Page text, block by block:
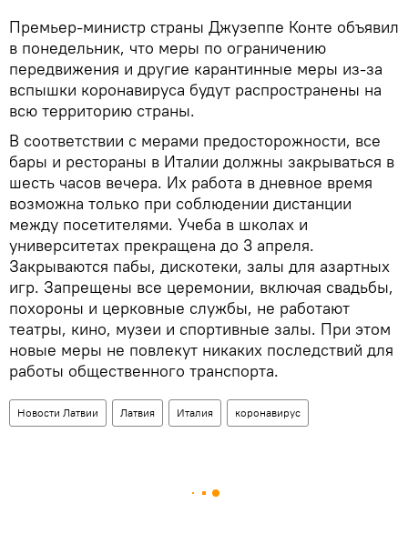
Премьер-министр страны Джузеппе Конте объявил
в понедельник, что меры по ограничению
передвижения и другие карантинные меры из-за
вспышки коронавируса будут распространены на
всю территорию страны.
В соответствии с мерами предосторожности, все
бары и рестораны в Италии должны закрываться в
шесть часов вечера. Их работа в дневное время
возможна только при соблюдении дистанции
между посетителями. Учеба в школах и
университетах прекращена до 3 апреля.
Закрываются пабы, дискотеки, залы для азартных
игр. Запрещены все церемонии, включая свадьбы,
похороны и церковные службы, не работают
театры, кино, музеи и спортивные залы. При этом
новые меры не повлекут никаких последствий для
работы общественного транспорта.
Новости Латвии Латвия Италия коронавирус